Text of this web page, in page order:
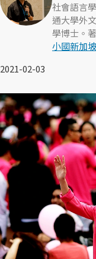
社會語言
通大學外
學博士。
小國新加坡
2021-02-03